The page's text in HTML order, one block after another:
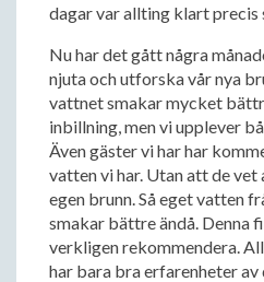
dagar var allting klart precis
Nu har det gått några
njuta och utforska vår nya
vattnet smakar mycket
inbillning, men vi upplever
Även gäster vi har har
vatten vi har. Utan att de
egen brunn. Så eget vatten
smakar bättre ändå. Denna
verkligen rekommendera.
har bara bra erfarenheter av